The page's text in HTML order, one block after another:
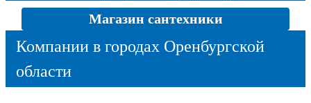
Магазин сантехники
Компании в городах Оренбургской
области